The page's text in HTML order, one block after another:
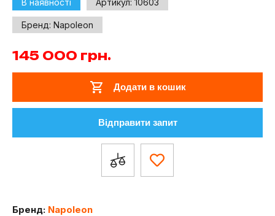
Бренд: Napoleon
145 000 грн.
Додати в кошик
Відправити запит
Бренд: Napoleon